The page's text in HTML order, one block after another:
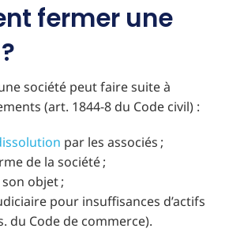
fermer une
société peut faire suite à
(art. 1844-8 du Code civil) :
par les associés ;
de la société ;
objet ;
pour insuffisances d’actifs
du Code de commerce).